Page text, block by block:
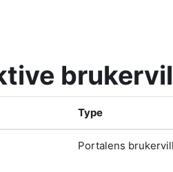
Type
Portalens